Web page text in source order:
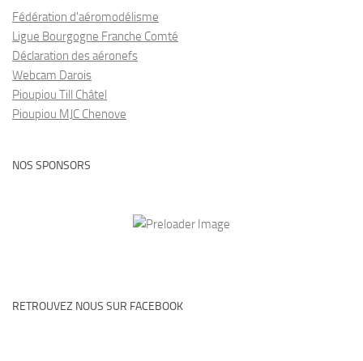
Fédération d'aéromodélisme
Ligue Bourgogne Franche Comté
Déclaration des aéronefs
Webcam Darois
Pioupiou Till Châtel
Pioupiou MJC Chenove
NOS SPONSORS
RETROUVEZ NOUS SUR FACEBOOK